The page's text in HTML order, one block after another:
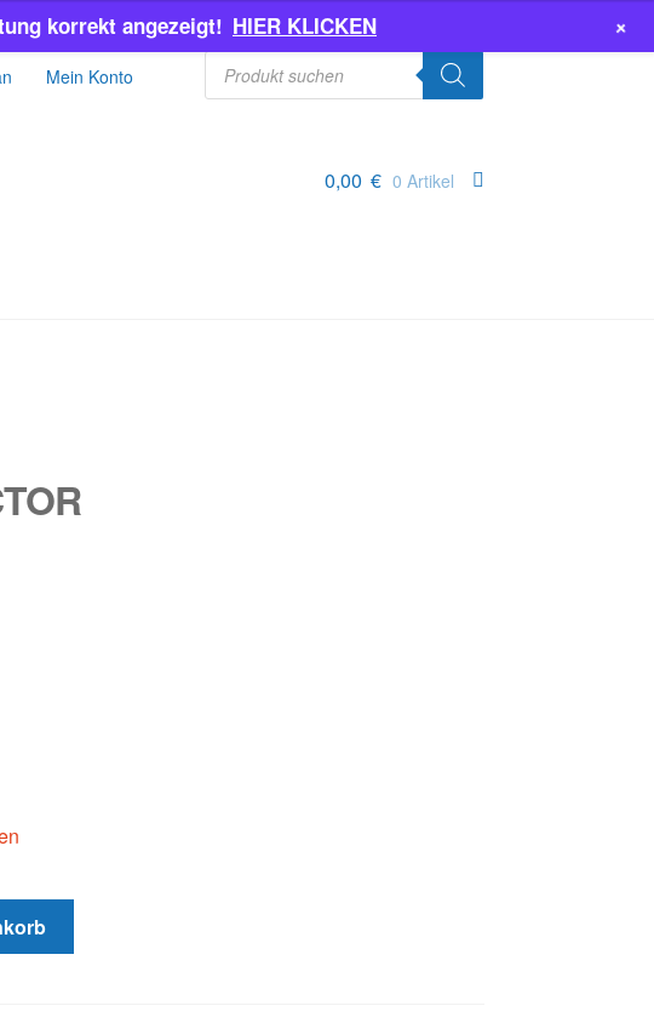
Mein Konto
Products
search
0,00 € 0 Artikel
korrekt angezeigt! HIER KLICKEN +